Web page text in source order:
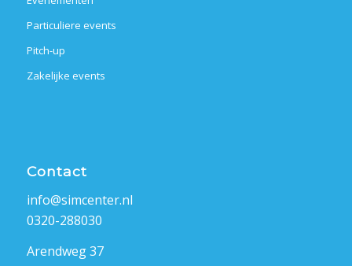
Particuliere events
Pitch-up
Zakelijke events
Contact
info@simcenter.nl
0320-288030
Arendweg 37